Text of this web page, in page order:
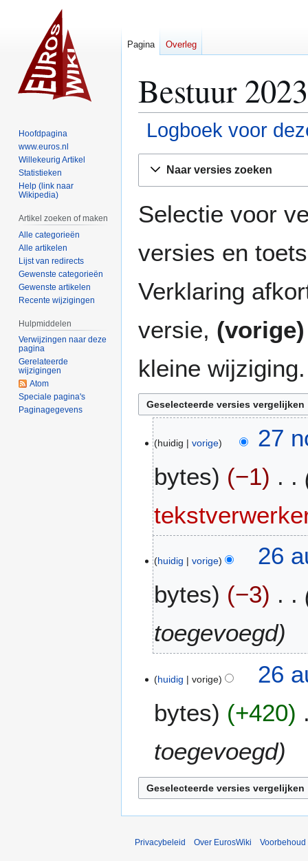
Bestuur
Logboek voor
navigatie
zoekenNaar versies zoeken
Selectie voor
versies en
Verklaring
versie, (vorige)
kleine wijziging.
huidig vorige
27
bytes
−1
huidig vorige
26
bytes
−3
toegevoegd
huidig vorige
26
bytes
+420
toegevoegd
Pagina Overleg
Hoofdpagina
www.euros.nl
Willekeurig Artikel
Statistieken
Help (link naar
Wikipedia)
Artikel zoeken of maken
Alle categorieën
Alle artikelen
Lijst van redirects
Gewenste categorieën
Gewenste artikelen
Recente wijzigingen
Hulpmiddelen
Verwijzingen naar deze
pagina
Gerelateerde
wijzigingen
Atom
Speciale pagina's
Paginagegevens
Privacybeleid Over EurosWiki Voorbehoud